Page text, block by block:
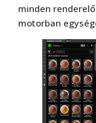
minden
motorban